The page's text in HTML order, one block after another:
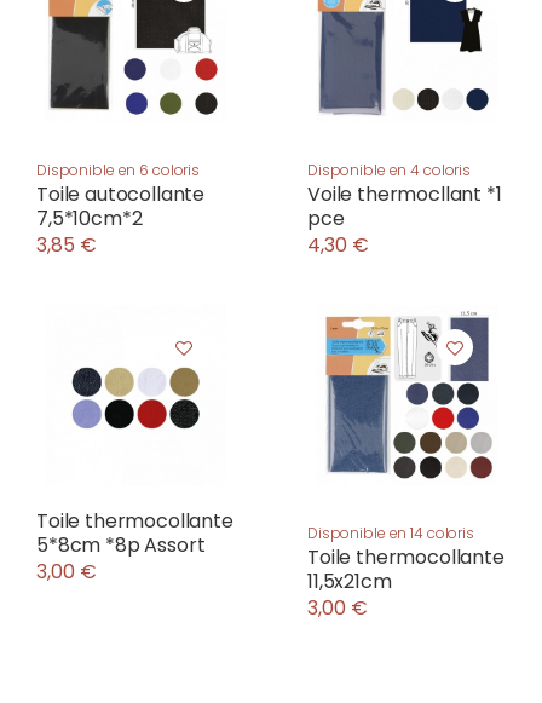
Disponible en 6 coloris
Toile autocollante
7,5*10cm*2
3,85 €
Disponible en 4 coloris
Voile thermocllant *1
pce
4,30 €
Toile thermocollante
5*8cm *8p Assort
3,00 €
Disponible en 14 coloris
Toile thermocollante
11,5x21cm
3,00 €